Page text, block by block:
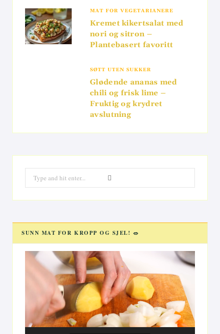
MAT FOR VEGETARIANERE
Kremet kikertsalat med
nori og sitron –
Plantebasert favoritt
SØTT UTEN SUKKER
Glødende ananas med
chili og frisk lime –
Fruktig og krydret
avslutning
Search
for:
SUNN MAT FOR KROPP OG SJEL! 🥗
Videoavspiller